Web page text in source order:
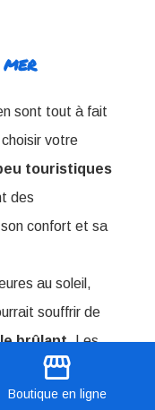
sont tout à fait
votre
touristiques
des
confort et sa
au soleil,
souffrir de
brûlant. Les
être
chiens et
storefront
Boutique en ligne